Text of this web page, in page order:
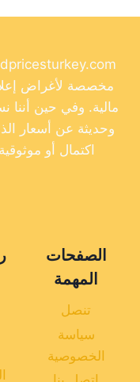
مخصصة لأغراض
مالية. وفي حين أننا
وحديثة عن أسعار
اكتمال أو
الصفحات
المهمة
تنصل
سياسة
الخصوصية